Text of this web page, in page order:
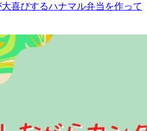
喜びするハナマル弁当を作って